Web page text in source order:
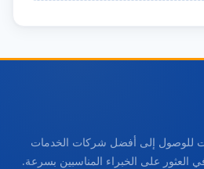
للوصول إلى أفضل شركات الخدمات
العثور على الخبراء المناسبين بسرعة.